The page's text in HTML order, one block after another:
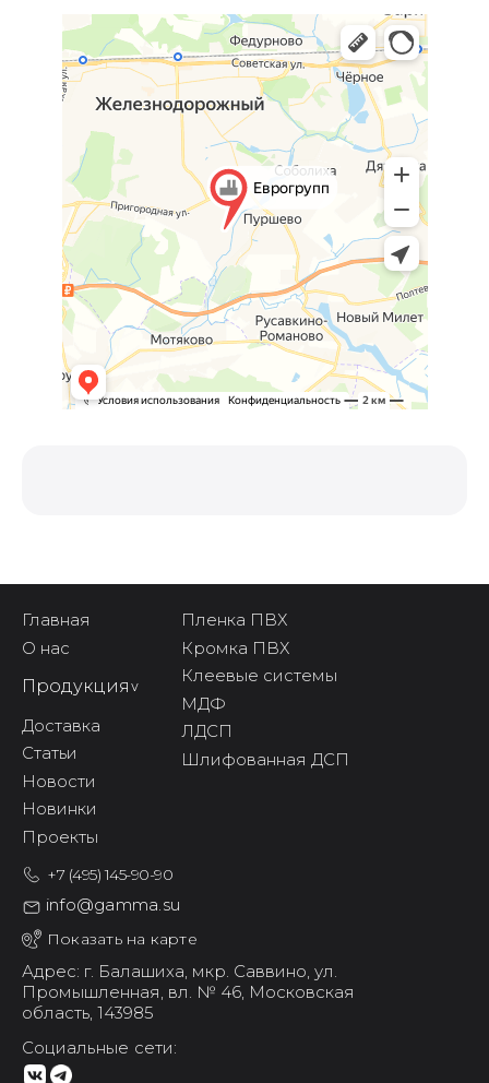
Главная
О нас
Продукция^
Доставка
Статьи
Новости
Новинки
Проекты
Пленка ПВХ
Кромка ПВХ
Клеевые системы
МДФ
ЛДСП
Шлифованная ДСП
+7 (495) 145-90-90
info@gamma.su
Показать на карте
Адрес: г. Балашиха, мкр. Саввино, ул.
Промышленная, вл. № 46, Московская
область, 143985
Социальные сети: